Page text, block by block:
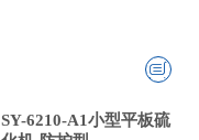
SY-6210-A1小型平板硫